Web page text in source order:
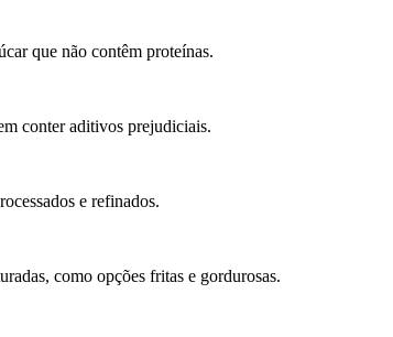
que não contêm proteínas.
conter aditivos prejudiciais.
e refinados.
como opções fritas e gordurosas.